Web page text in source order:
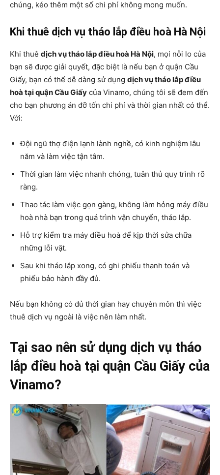
chúng, kéo thêm một số chi phí không mong muốn.
Khi thuê dịch vụ tháo lắp điều hoà Hà Nội
Khi thuê dịch vụ tháo lắp điều hoà Hà Nội, mọi nỗi lo của
bạn sẽ được giải quyết, đặc biệt là nếu bạn ở quận Cầu
Giấy, bạn có thể dễ dàng sử dụng dịch vụ tháo lắp điều
hoà tại quận Cầu Giấy của Vinamo, chúng tôi sẽ đem đến
cho bạn phương án đỡ tốn chi phí và thời gian nhất có thể.
Với:
Đội ngũ thợ điện lạnh lành nghề, có kinh nghiệm lâu
năm và làm việc tận tâm.
Thời gian làm việc nhanh chóng, tuân thủ quy trình rõ
ràng.
Thao tác làm việc gọn gàng, không làm hỏng máy điều
hoà nhà bạn trong quá trình vận chuyển, tháo lắp.
Hỗ trợ kiểm tra máy điều hoà để kịp thời sửa chữa
những lỗi vặt.
Sau khi tháo lắp xong, có ghi phiếu thanh toán và
phiếu bảo hành đầy đủ.
Nếu bạn không có đủ thời gian hay chuyên môn thì việc
thuê dịch vụ ngoài là việc nên làm nhất.
Tại sao nên sử dụng dịch vụ tháo
lắp điều hoà tại quận Cầu Giấy của
Vinamo?